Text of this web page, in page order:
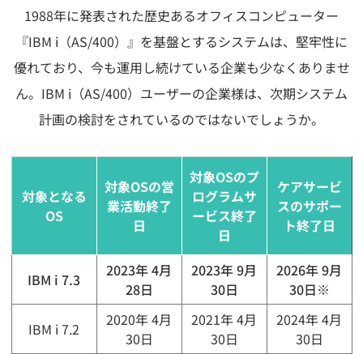
1988年に発表された歴史あるオフィスコンピューター
『IBM i（AS/400）』を基盤とするシステムは、堅牢性に
優れており、今も運用し続けている企業も少なくありませ
ん。 IBM i（AS/400）ユーザーの企業様は、 次期システム
計画の検討をされているのではないでしょうか。
対象となる
OS
対象OSの営
業活動終了
日
対象OSのプ
ログラムサ
ービス終了
日
ケアサービ
スのサポー
ト終了日
IBM i 7.3
2023年 4月
28日
2023年 9月
30日
2026年 9月
30日※
IBM i 7.2
2020年 4月
30日
2021年 4月
30日
2024年 4月
30日